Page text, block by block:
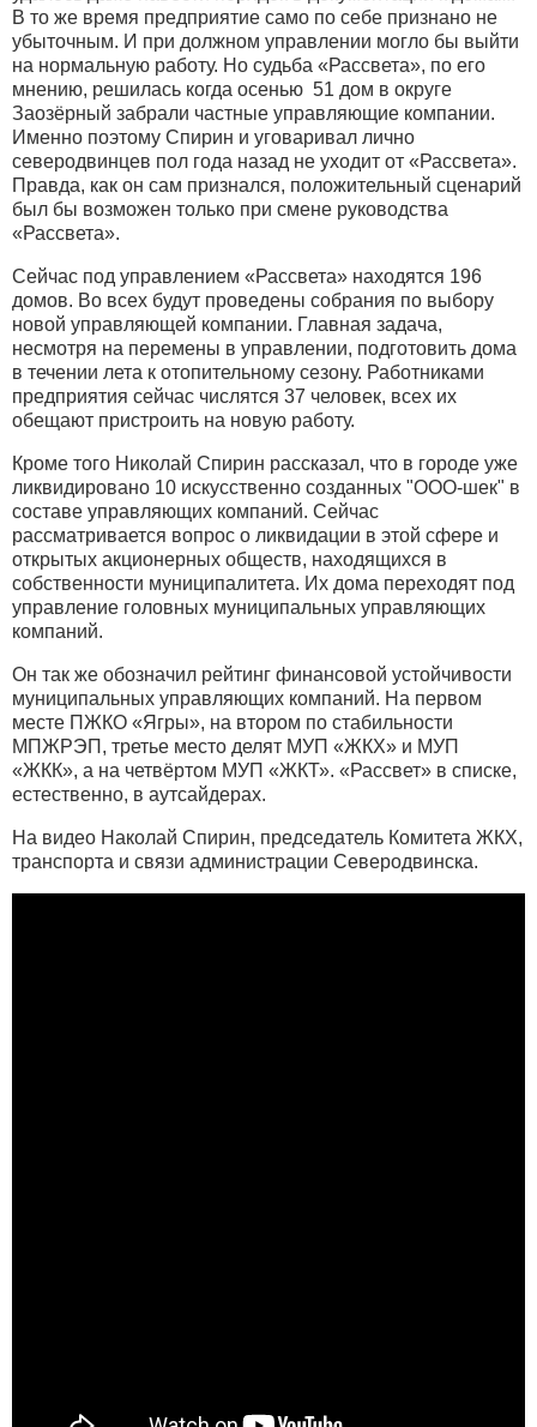
В то же время предприятие само по себе признано не
убыточным. И при должном управлении могло бы выйти
на нормальную работу. Но судьба «Рассвета», по его
мнению, решилась когда осенью 51 дом в округе
Заозёрный забрали частные управляющие компании.
Именно поэтому Спирин и уговаривал лично
северодвинцев пол года назад не уходит от «Рассвета».
Правда, как он сам признался, положительный сценарий
был бы возможен только при смене руководства
«Рассвета».
Сейчас под управлением «Рассвета» находятся 196
домов. Во всех будут проведены собрания по выбору
новой управляющей компании. Главная задача,
несмотря на перемены в управлении, подготовить дома
в течении лета к отопительному сезону. Работниками
предприятия сейчас числятся 37 человек, всех их
обещают пристроить на новую работу.
Кроме того Николай Спирин рассказал, что в городе уже
ликвидировано 10 искусственно созданных "ООО-шек" в
составе управляющих компаний. Сейчас
рассматривается вопрос о ликвидации в этой сфере и
открытых акционерных обществ, находящихся в
собственности муниципалитета. Их дома переходят под
управление головных муниципальных управляющих
компаний.
Он так же обозначил рейтинг финансовой устойчивости
муниципальных управляющих компаний. На первом
месте ПЖКО «Ягры», на втором по стабильности
МПЖРЭП, третье место делят МУП «ЖКХ» и МУП
«ЖКК», а на четвёртом МУП «ЖКТ». «Рассвет» в списке,
естественно, в аутсайдерах.
На видео Наколай Спирин, председатель Комитета ЖКХ,
транспорта и связи администрации Северодвинска.